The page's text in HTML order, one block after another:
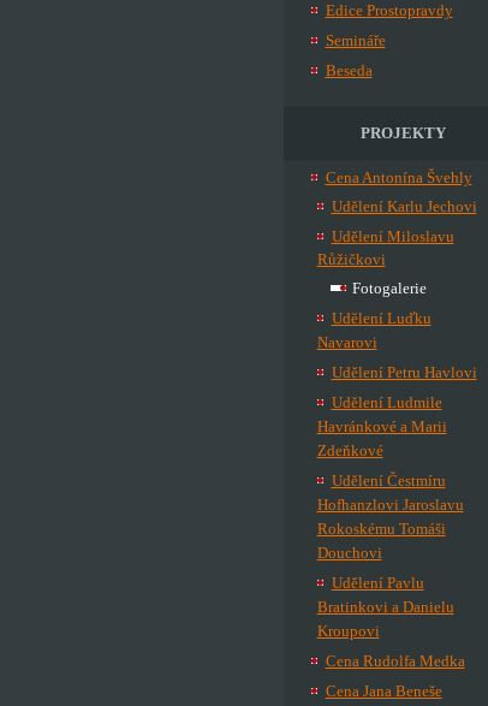
Edice Prostopravdy
Semináře
Beseda
PROJEKTY
Cena Antonína Švehly
Udělení Karlu Jechovi
Udělení Miloslavu
Růžičkovi
Fotogalerie
Udělení Luďku
Navarovi
Udělení Petru Havlovi
Udělení Ludmile
Havránkové a Marii
Zdeňkové
Udělení Čestmíru
Hofhanzlovi Jaroslavu
Rokoskému Tomáši
Douchovi
Udělení Pavlu
Bratinkovi a Danielu
Kroupovi
Cena Rudolfa Medka
Cena Jana Beneše